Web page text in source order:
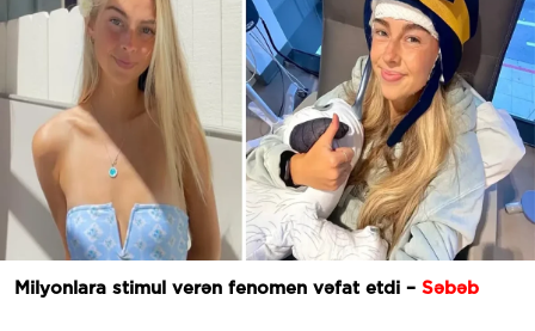
Milyonlara stimul verən fenomen vəfat etdi – Səbəb